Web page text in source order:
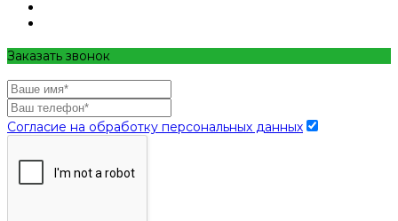
Заказать звонок
Согласие на обработку персональных данных